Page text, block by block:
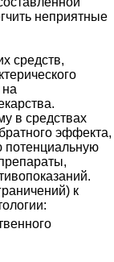
неприятные
средств,
в средствах
эффекта,
потенциальную
к